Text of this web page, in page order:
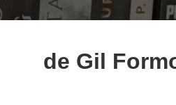
de Gil